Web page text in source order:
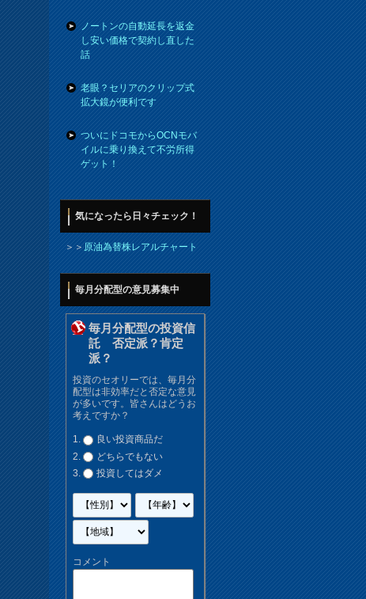
ノートンの自動延長を返金
し安い価格で契約し直した
話
老眼？セリアのクリップ式
拡大鏡が便利です
ついにドコモからOCNモバ
イルに乗り換えて不労所得
ゲット！
気になったら日々チェック！
＞＞原油為替株レアルチャート
毎月分配型の意見募集中
毎月分配型の投資信
託 否定派？肯定
派？
投資のセオリーでは、毎月分
配型は非効率だと否定な意見
が多いです。皆さんはどうお
考えですか？
良い投資商品だ
どちらでもない
投資してはダメ
コメント